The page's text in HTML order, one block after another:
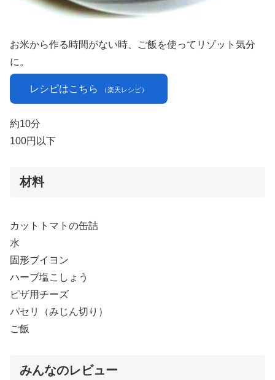
お米から作る時間がない時、ご飯を使ってリゾット気分
に。
レシピはこちら （楽天レシピ）
約10分
100円以下
材料
カットトマトの缶詰
水
固形ブイヨン
ハーブ塩こしょう
ピザ用チーズ
パセリ（みじん切り）
ご飯
みんなのレビュー